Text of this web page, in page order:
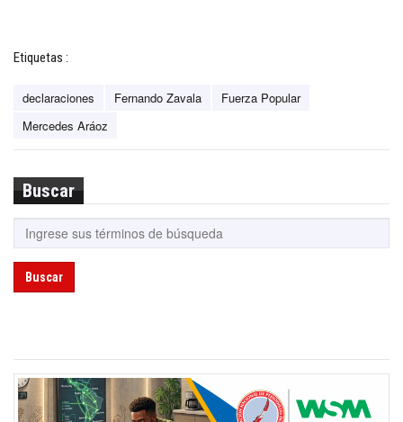
Etiquetas :
declaraciones Fernando Zavala
Fuerza Popular
Mercedes Aráoz
Buscar
Buscar